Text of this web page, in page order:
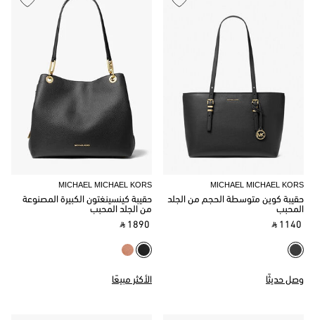
MICHAEL MICHAEL KORS
حقيبة كوين متوسطة الحجم من الجلد
المحبب
‎ ⃁ 1140 ‎
وصل حديثًا
MICHAEL MICHAEL KORS
حقيبة كينسينغتون الكبيرة المصنوعة
من الجلد المحبب
‎ ⃁ 1890 ‎
الأكثر مبيعًا